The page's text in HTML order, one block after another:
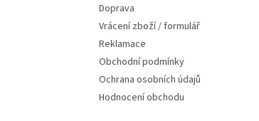
Doprava
Vrácení zboží / formulář
Reklamace
Obchodní podmínky
Ochrana osobních údajů
Hodnocení obchodu